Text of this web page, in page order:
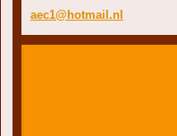
aec1@hotmail.nl